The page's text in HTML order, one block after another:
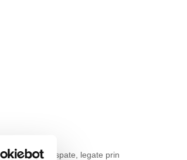
alba fata-spate, legate prin